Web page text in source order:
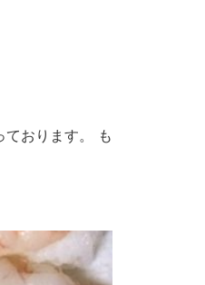
おります。 も